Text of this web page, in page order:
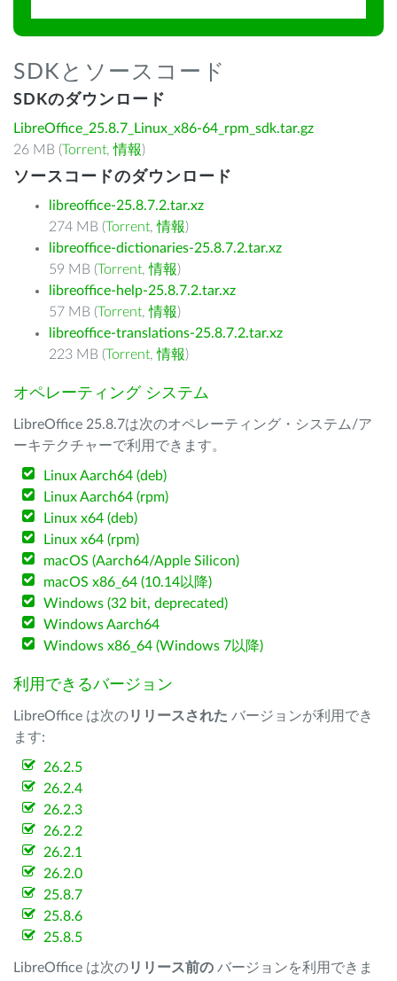
SDKとソースコード
SDKのダウンロード
LibreOffice_25.8.7_Linux_x86-64_rpm_sdk.tar.gz
26 MB (Torrent,情報)
ソースコードのダウンロード
libreoffice-25.8.7.2.tar.xz
274 MB (Torrent,情報)
libreoffice-dictionaries-25.8.7.2.tar.xz
59 MB (Torrent,情報)
libreoffice-help-25.8.7.2.tar.xz
57 MB (Torrent,情報)
libreoffice-translations-25.8.7.2.tar.xz
223 MB (Torrent,情報)
オペレーティング システム
LibreOffice 25.8.7は次のオペレーティング・システム/ア
ーキテクチャーで利用できます。
Linux Aarch64 (deb)
Linux Aarch64 (rpm)
Linux x64 (deb)
Linux x64 (rpm)
macOS (Aarch64/Apple Silicon)
macOS x86_64 (10.14以降)
Windows (32 bit, deprecated)
Windows Aarch64
Windows x86_64 (Windows 7以降)
利用できるバージョン
LibreOffice は次のリリースされた バージョンが利用でき
ます:
26.2.5
26.2.4
26.2.3
26.2.2
26.2.1
26.2.0
25.8.7
25.8.6
25.8.5
LibreOffice は次のリリース前の バージョンを利用できま